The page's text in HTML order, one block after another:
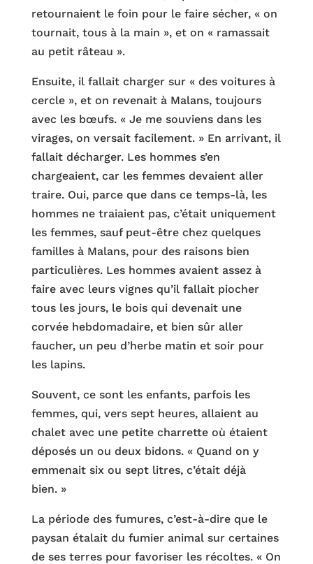
retournaient le foin pour le faire sécher, « on
tournait, tous à la main », et on « ramassait
au petit râteau ».
Ensuite, il fallait charger sur « des voitures à
cercle », et on revenait à Malans, toujours
avec les bœufs. « Je me souviens dans les
virages, on versait facilement. » En arrivant, il
fallait décharger. Les hommes s’en
chargeaient, car les femmes devaient aller
traire. Oui, parce que dans ce temps-là, les
hommes ne traiaient pas, c’était uniquement
les femmes, sauf peut-être chez quelques
familles à Malans, pour des raisons bien
particulières. Les hommes avaient assez à
faire avec leurs vignes qu’il fallait piocher
tous les jours, le bois qui devenait une
corvée hebdomadaire, et bien sûr aller
faucher, un peu d’herbe matin et soir pour
les lapins.
Souvent, ce sont les enfants, parfois les
femmes, qui, vers sept heures, allaient au
chalet avec une petite charrette où étaient
déposés un ou deux bidons. « Quand on y
emmenait six ou sept litres, c’était déjà
bien. »
La période des fumures, c’est-à-dire que le
paysan étalait du fumier animal sur certaines
de ses terres pour favoriser les récoltes. « On